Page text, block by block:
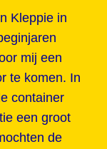
Kleppie in
mij een
te komen. In
container
een groot
de